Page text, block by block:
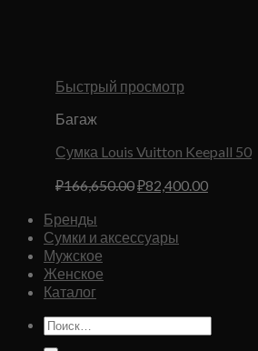
Быстрый просмотр
Багаж
Сумка Louis Vuitton Keepall 50
₽166,650.00Первоначальная
₽166,650.00.
₽82,400.00Текущая
Бренды
Сумки и аксессуары
Мужское
Женское
Каталог
Искать: